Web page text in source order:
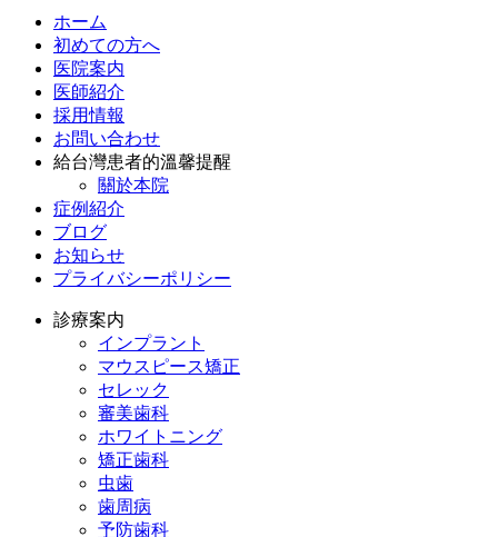
ホーム
初めての方へ
医院案内
医師紹介
採用情報
お問い合わせ
給台灣患者的溫馨提醒
關於本院
症例紹介
ブログ
お知らせ
プライバシーポリシー
診療案内
インプラント
マウスピース矯正
セレック
審美歯科
ホワイトニング
矯正歯科
虫歯
歯周病
予防歯科